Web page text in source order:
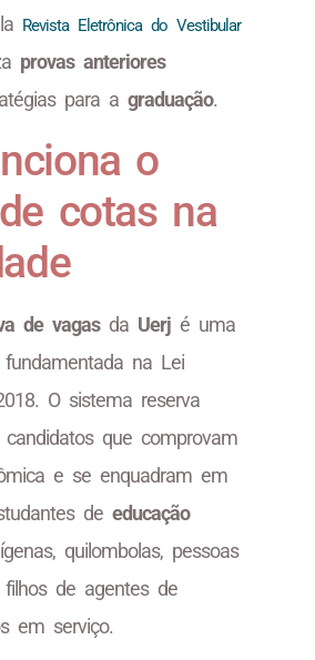
Revista Eletrônica do Vestibular
provas anteriores
para a graduação.
o
cotas na
de vagasda Uerj é uma
fundamentada na Lei
O sistema reserva
que comprovam
e se enquadram em
de educação
quilombolas, pessoas
de agentes de
em serviço.